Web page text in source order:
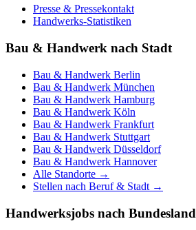
Presse & Pressekontakt
Handwerks-Statistiken
Bau & Handwerk nach Stadt
Bau & Handwerk Berlin
Bau & Handwerk München
Bau & Handwerk Hamburg
Bau & Handwerk Köln
Bau & Handwerk Frankfurt
Bau & Handwerk Stuttgart
Bau & Handwerk Düsseldorf
Bau & Handwerk Hannover
Alle Standorte →
Stellen nach Beruf & Stadt →
Handwerksjobs nach Bundesland